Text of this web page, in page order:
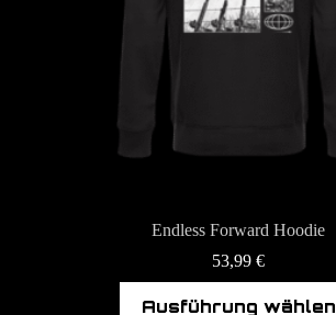
Endless Forward Hoodie
53,99€
Ausführung wählen
Produkt